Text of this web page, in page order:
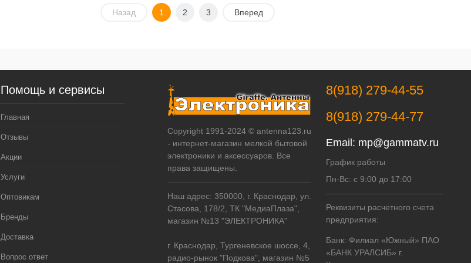
Под заказ
Подписаться
В избранное Под заказ В избранное В наличии
В избранное
Назад 1 2 3 Вперед
Помощь и сервисы
Главная
Отзывы
Акции
Услуги
Оптовикам
Бренды
Доставка
Вопрос ответ
Copyright 1991-2024 © antenna123.ru
- интернет-магазин мелкой бытовой
электроники и аксессуаров. Все
права защищены.
Наш адрес: 350000, г. Краснодар, ул.
Стасова, 178/2, ТК "МедиаПлаза",
магазин №13 "ЭЛЕКТРОНИКА"
г. Краснодар, Тургеневское шоссе, 4,
радио-рынок "Подкова", магазин №5
8(918) 279-44-55
8(918) 279-44-77
Email: mp@gammatv.ru
График работы
Пн-Вс: с 9:00 до 17:00
Реквизиты расчетного счета
предприятия:
Банк: Филиал «Южный» ПАО
«БАНК УРАЛСИБ» г.